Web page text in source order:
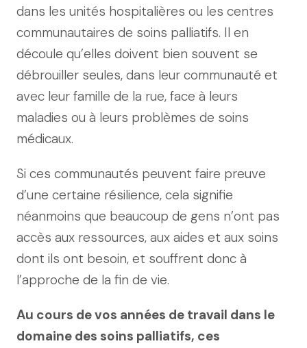
dans les unités hospitalières ou les centres
communautaires de soins palliatifs. Il en
découle qu’elles doivent bien souvent se
débrouiller seules, dans leur communauté et
avec leur famille de la rue, face à leurs
maladies ou à leurs problèmes de soins
médicaux.
Si ces communautés peuvent faire preuve
d’une certaine résilience, cela signifie
néanmoins que beaucoup de gens n’ont pas
accès aux ressources, aux aides et aux soins
dont ils ont besoin, et souffrent donc à
l’approche de la fin de vie.
Au cours de vos années de travail dans le
domaine des soins palliatifs, ces